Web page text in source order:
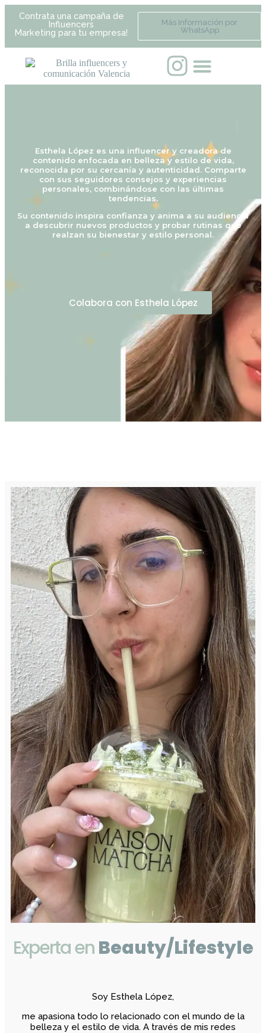
Contrata una campaña de
Influencers
Marketing para tu empresa!
Más Información por
WhatsApp
co|
Esthela López es una influencer y creadora de
contenido enfocada en belleza y estilo de vida,
reconocida por su cercanía y autenticidad. Comparte
con sus seguidores consejos y experiencias
personales, combinándose con las últimas
tendencias.
Su contenido inspira confianza y anima a su audiencia
a descubrir nuevos productos y probar rutinas que
realzan su bienestar y estilo personal.
Colabora con Esthela López
Experta en Beauty/Lifestyle
Soy Esthela López,